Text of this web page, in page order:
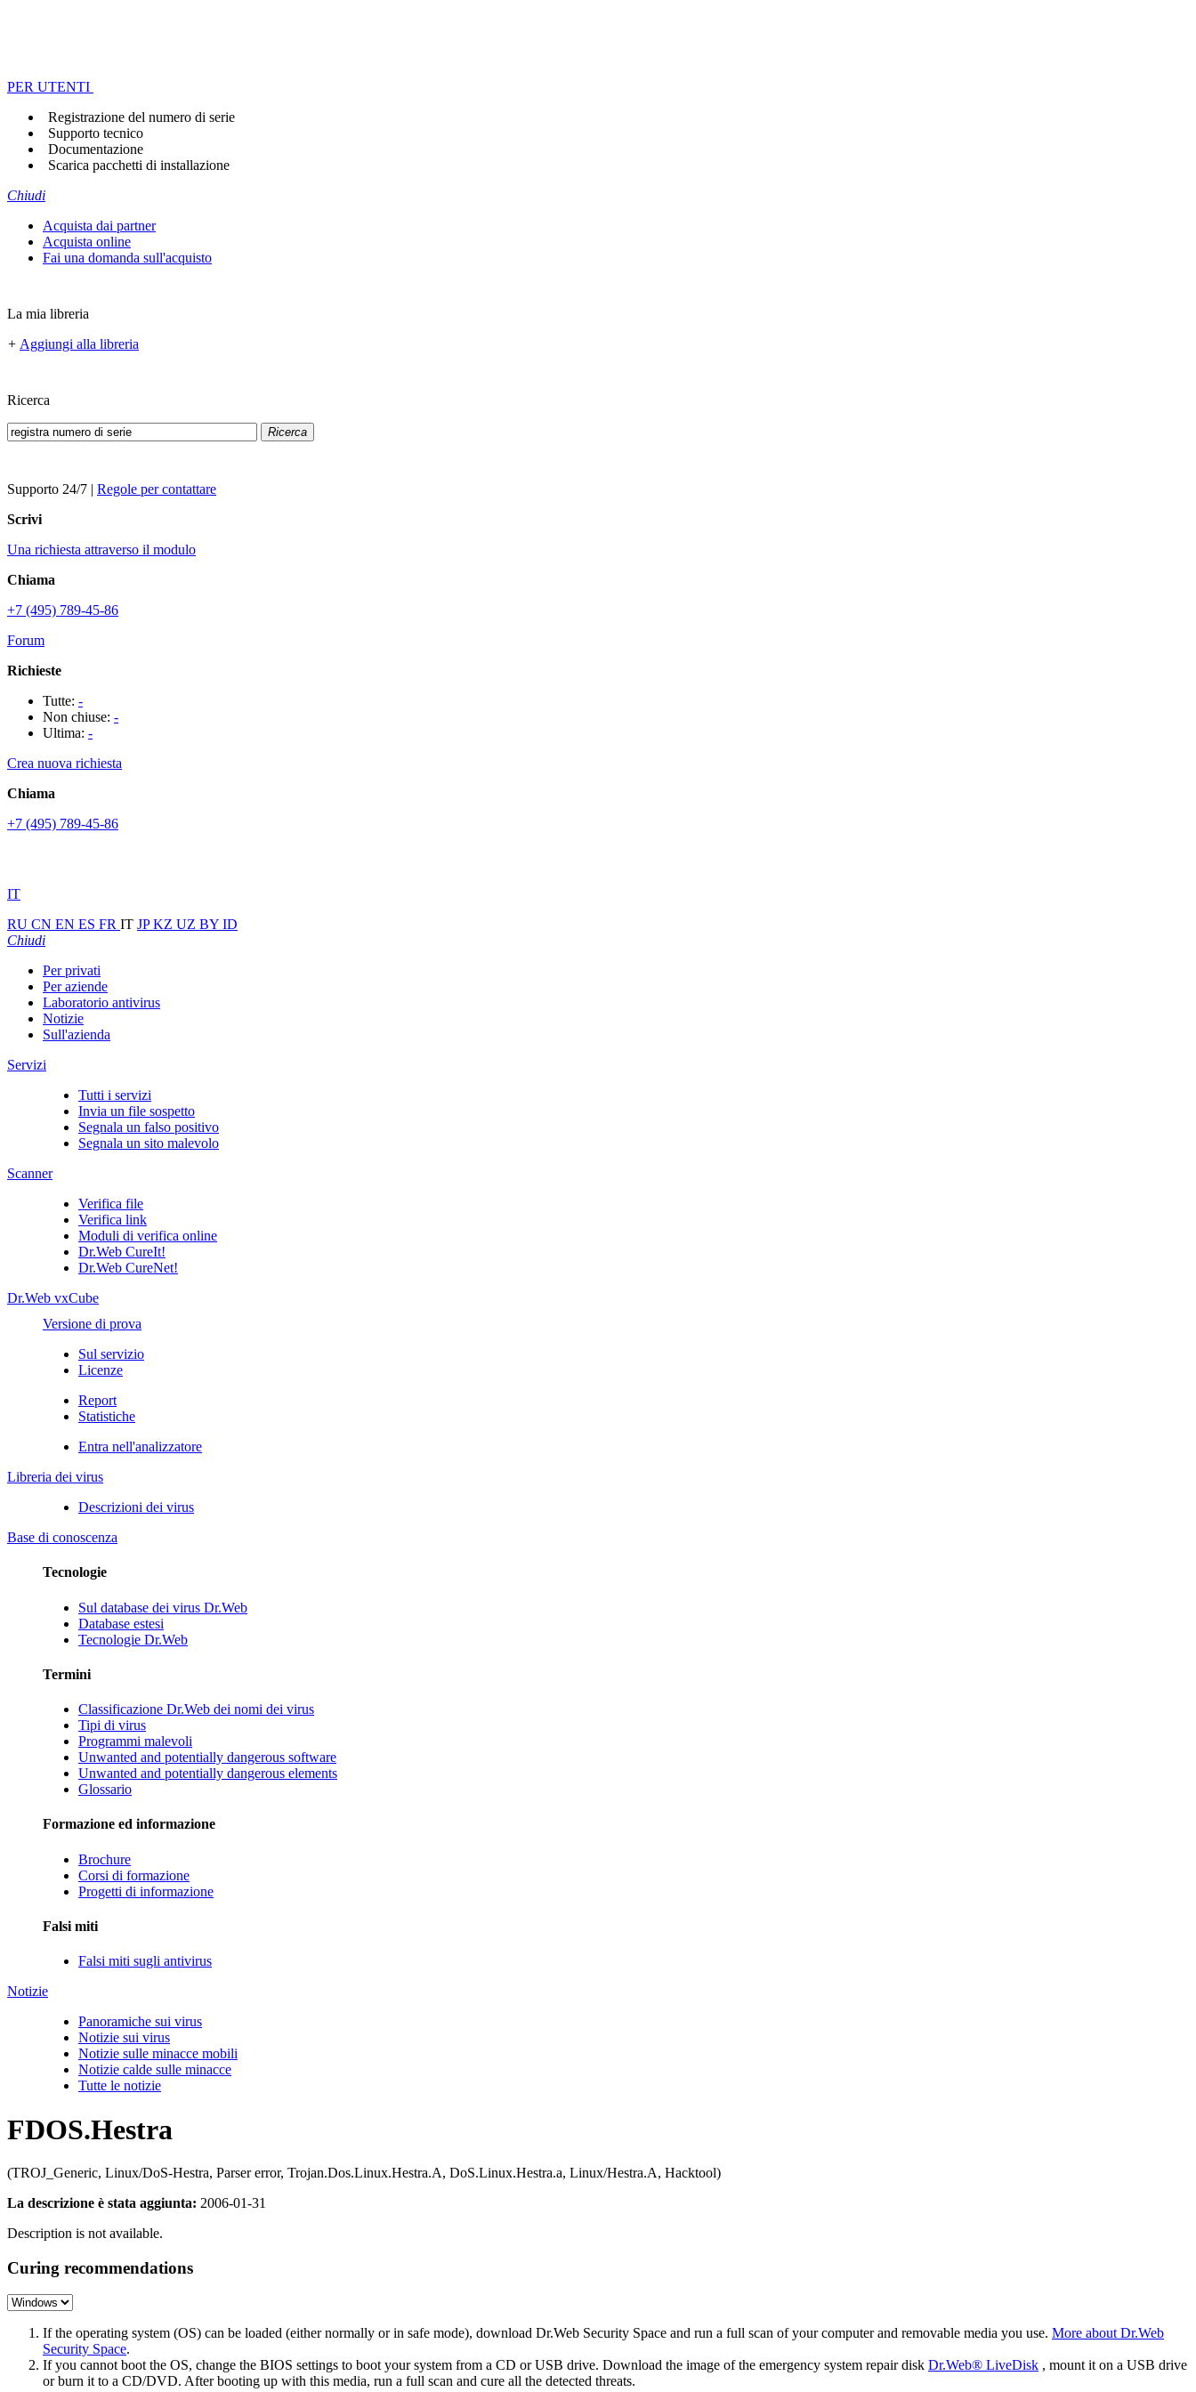
PER UTENTI
Registrazione del numero di serie
Supporto tecnico
Documentazione
Scarica pacchetti di installazione
Chiudi
Acquista dai partner
Acquista online
Fai una domanda sull'acquisto
La mia libreria
+ Aggiungi alla libreria
Ricerca
Ricerca
Supporto 24/7 | Regole per contattare
Scrivi
Una richiesta attraverso il modulo
Chiama
+7 (495) 789-45-86
Forum
Richieste
Tutte: -
Non chiuse: -
Ultima: -
Crea nuova richiesta
Chiama
+7 (495) 789-45-86
IT
RU CN EN ES FR IT JPKZ UZ BY ID
Chiudi
Per privati
Per aziende
Laboratorio antivirus
Notizie
Sull'azienda
Servizi
Tutti i servizi
Invia un file sospetto
Segnala un falso positivo
Segnala un sito malevolo
Scanner
Verifica file
Verifica link
Moduli di verifica online
Dr.Web CureIt!
Dr.Web CureNet!
Dr.Web vxCube
Versione di prova
Sul servizio
Licenze
Report
Statistiche
Entra nell'analizzatore
Libreria dei virus
Descrizioni dei virus
Base di conoscenza
Tecnologie
Sul database dei virus Dr.Web
Database estesi
Tecnologie Dr.Web
Termini
Classificazione Dr.Web dei nomi dei virus
Tipi di virus
Programmi malevoli
Unwanted and potentially dangerous software
Unwanted and potentially dangerous elements
Glossario
Formazione ed informazione
Brochure
Corsi di formazione
Progetti di informazione
Falsi miti
Falsi miti sugli antivirus
Notizie
Panoramiche sui virus
Notizie sui virus
Notizie sulle minacce mobili
Notizie calde sulle minacce
Tutte le notizie
FDOS.Hestra
(TROJ_Generic, Linux/DoS-Hestra, Parser error, Trojan.Dos.Linux.Hestra.A, DoS.Linux.Hestra.a, Linux/Hestra.A, Hacktool)
La descrizione è stata aggiunta: 2006-01-31
Description is not available.
Curing recommendations
If the operating system (OS) can be loaded (either normally or in safe mode), download Dr.Web Security Space and run a full scan of your computer and removable media you use. More about Dr.Web
Security Space.
If you cannot boot the OS, change the BIOS settings to boot your system from a CD or USB drive. Download the image of the emergency system repair disk Dr.Web® LiveDisk , mount it on a USB drive
or burn it to a CD/DVD. After booting up with this media, run a full scan and cure all the detected threats.